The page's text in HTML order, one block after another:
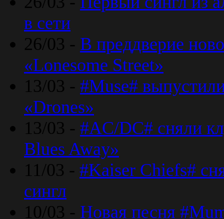
в сети
26/03 - В преддверие
«Lonesome Street»
13/03 - #Muse#
«Drones»
13/03 - #AC/DC# сняли
Blues Away»
11/03 - #Kaiser Chiefs#
сингл
10/03 - Новая песня